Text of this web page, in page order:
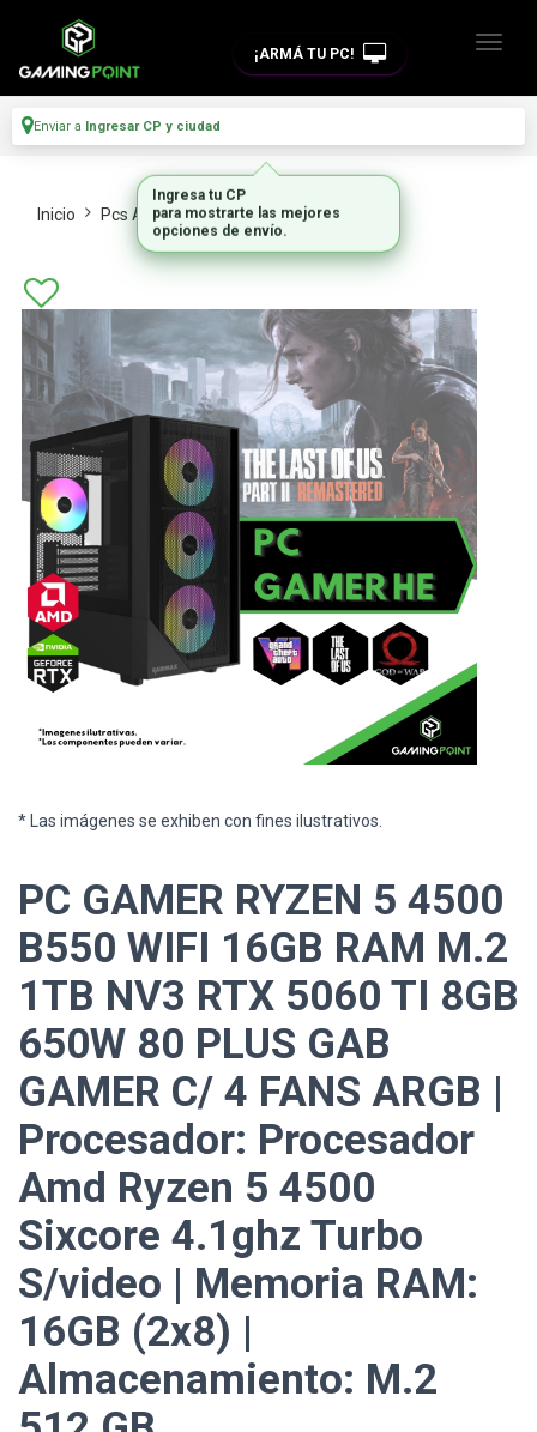
¡ARMÁ TU PC!
Enviar a Ingresar CP y ciudad
Inicio Pcs Armadas Gamer
* Las imágenes se exhiben con fines ilustrativos.
PC GAMER RYZEN 5 4500
B550 WIFI 16GB RAM M.2
1TB NV3 RTX 5060 TI 8GB
650W 80 PLUS GAB
GAMER C/ 4 FANS ARGB |
Procesador: Procesador
Amd Ryzen 5 4500
Sixcore 4.1ghz Turbo
S/video | Memoria RAM:
16GB (2x8) |
Almacenamiento: M.2